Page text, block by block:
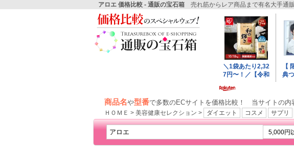
アロエ 価格比較 - 通販の宝石箱 売れ筋からレア商品まで有名大手通
商品名や型番で多数のECサイトを価格比較！ 当サイトの内
ＨＯＭＥ > 美容健康セレクション > ダイエット コスメ サプリ